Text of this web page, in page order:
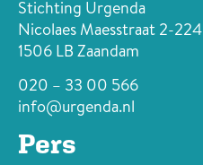
Stichting Urgenda
Nicolaes Maesstraat 2-224
1506 LB Zaandam
020 – 33 00 566
info@urgenda.nl
Pers